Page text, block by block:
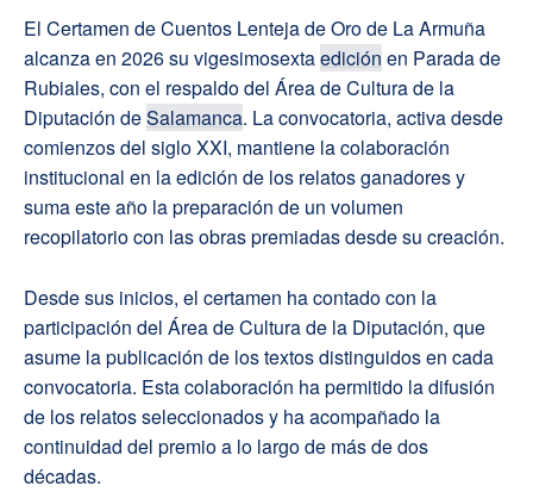
El Certamen de Cuentos Lenteja de Oro de La Armuña
alcanza en 2026 su vigesimosextaedición en Parada de
Rubiales, con el respaldo del Área de Cultura de la
Diputación deSalamanca. La convocatoria, activa desde
comienzos del siglo XXI, mantiene la colaboración
institucional en la edición de los relatos ganadores y
suma este año la preparación de un volumen
recopilatorio con las obras premiadas desde su creación.
Desde sus inicios, el certamen ha contado con la
participación del Área de Cultura de la Diputación, que
asume la publicación de los textos distinguidos en cada
convocatoria. Esta colaboración ha permitido la difusión
de los relatos seleccionados y ha acompañado la
continuidad del premio a lo largo de más de dos
décadas.